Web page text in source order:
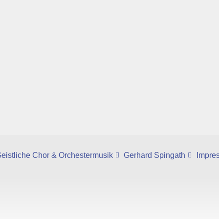
Chor & Orchestermusik Gerhard Spingath